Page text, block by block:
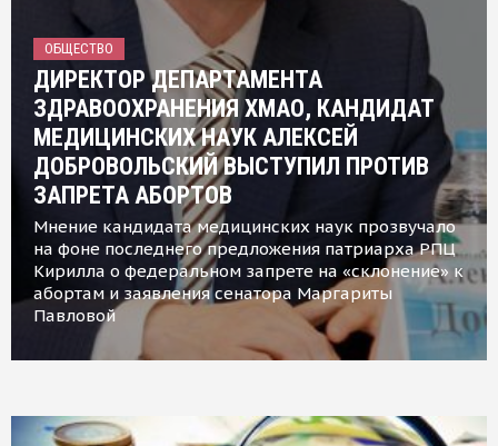
ОБЩЕСТВО
ДИРЕКТОР ДЕПАРТАМЕНТА
ЗДРАВООХРАНЕНИЯ ХМАО, КАНДИДАТ
МЕДИЦИНСКИХ НАУК АЛЕКСЕЙ
ДОБРОВОЛЬСКИЙ ВЫСТУПИЛ ПРОТИВ
ЗАПРЕТА АБОРТОВ
Мнение кандидата медицинских наук прозвучало
на фоне последнего предложения патриарха РПЦ
Кирилла о федеральном запрете на «склонение» к
абортам и заявления сенатора Маргариты
Павловой